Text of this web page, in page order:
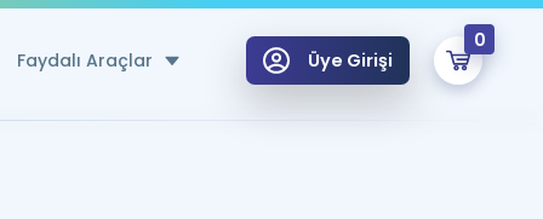
Faydalı Araçlar Üye Girişi
0